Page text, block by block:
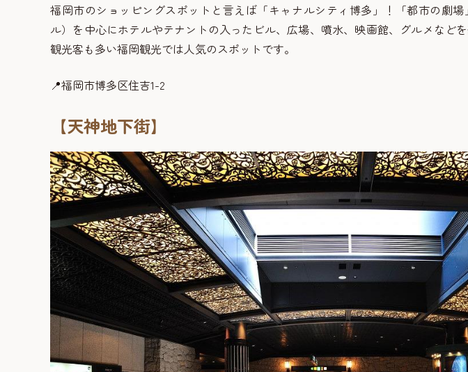
福岡市のショッピングスポットと言えば「キャナルシティ博多」！「都市の劇
ル）を中心にホテルやテナントの入ったビル、広場、噴水、映画館、グルメなど
観光客も多い福岡観光では人気のスポットです。
📍福岡市博多区住吉1-2
【天神地下街】